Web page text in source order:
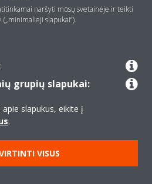
© Daikin
naršyti mūsų svetainėje ir teikti
slapukai“).
grupių slapukai:
slapukus, eikite į
.
VISUS